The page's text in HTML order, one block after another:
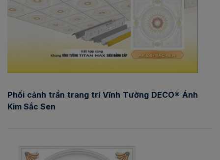
Phối cảnh trần trang trí Vĩnh Tường DECO® Ánh
Kim Sắc Sen